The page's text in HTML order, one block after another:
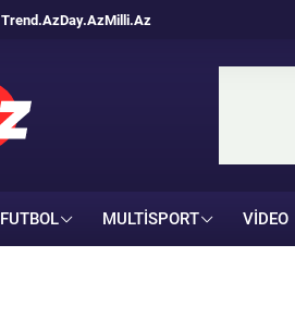
Trend.AzDay.AzMilli.Az
FUTBOL MULTISPORT VIDEO